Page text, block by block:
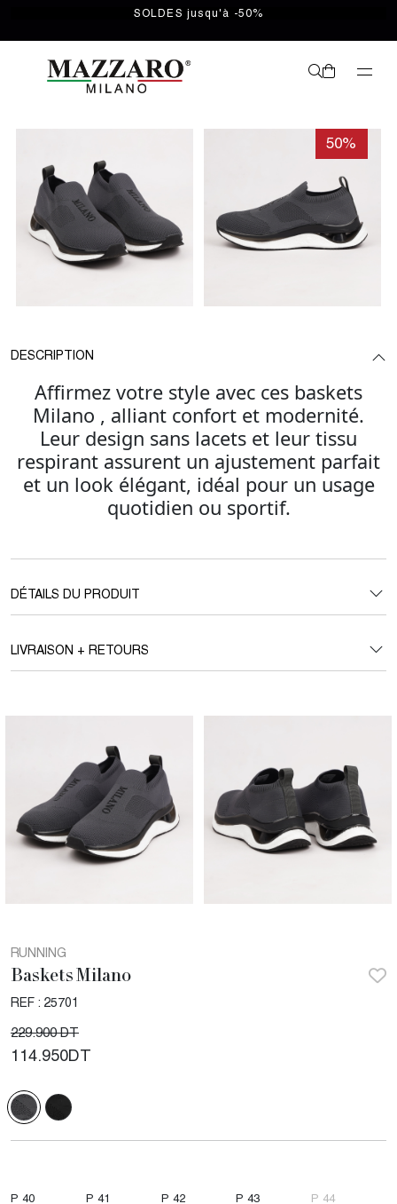
SOLDES jusqu'à -50%
50%
DESCRIPTION
Affirmez votre style avec ces baskets
Milano , alliant confort et modernité.
Leur design sans lacets et leur tissu
respirant assurent un ajustement parfait
et un look élégant, idéal pour un usage
quotidien ou sportif.
DÉTAILS DU PRODUIT
LIVRAISON + RETOURS
RUNNING
Baskets Milano
REF : 25701
229.900 DT
114.950DT
P 40 P 41 P 42 P 43 P 44